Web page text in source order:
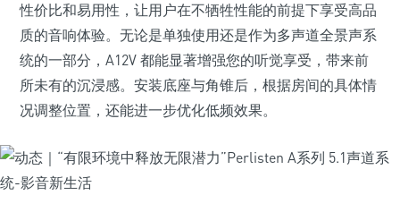
性价比和易用性，让用户在不牺牲性能的前提下享受高品
质的音响体验。无论是单独使用还是作为多声道全景声系
统的一部分，A12V 都能显著增强您的听觉享受，带来前
所未有的沉浸感。安装底座与角锥后，根据房间的具体情
况调整位置，还能进一步优化低频效果。